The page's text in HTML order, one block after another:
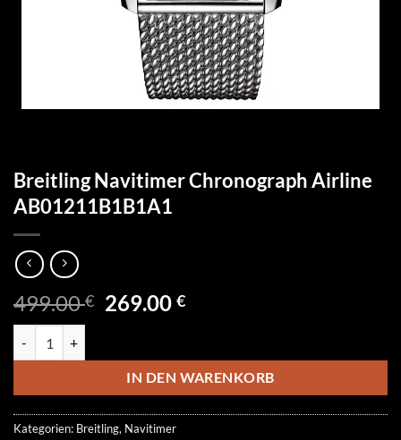
Breitling Navitimer Chronograph Airline
AB01211B1B1A1
499.00€ Ursprünglicher
499.00 €
269.00€Aktueller
269.00 €.
IN DEN WARENKORB
Kategorien: Breitling, Navitimer